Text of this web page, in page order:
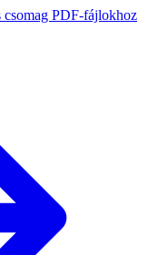
csomag PDF-fájlokhoz